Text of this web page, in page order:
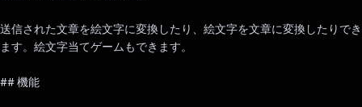
送信された文章を絵文字に変換したり、絵文字を文章に変換したりでき
ます。絵文字当てゲームもできます。
## 機能